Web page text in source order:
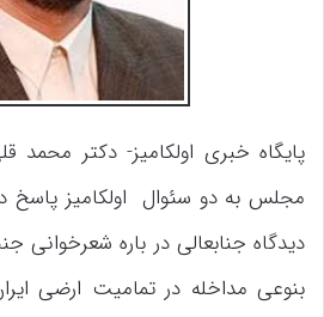
پایگاه خبری اولکامیز- دکتر محمد
مجلس به دو سئوال اولکامیز پاسخ
دیدگاه جنابعالی در باره شعرخوانی
بنوعی مداخله در تمامیت ارضی